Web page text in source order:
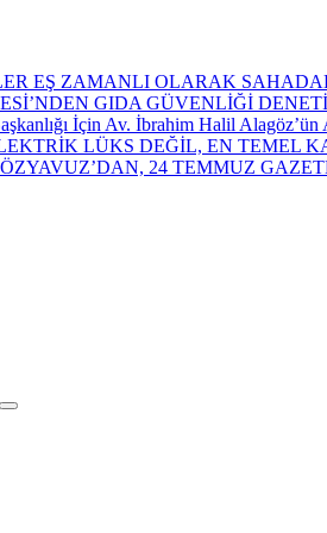
EŞ ZAMANLI OLARAK
GIDA GÜVENLİĞİ
İçin Av. İbrahim Halil Alagöz’ün
LÜKS DEĞİL, EN TEMEL
24 TEMMUZ